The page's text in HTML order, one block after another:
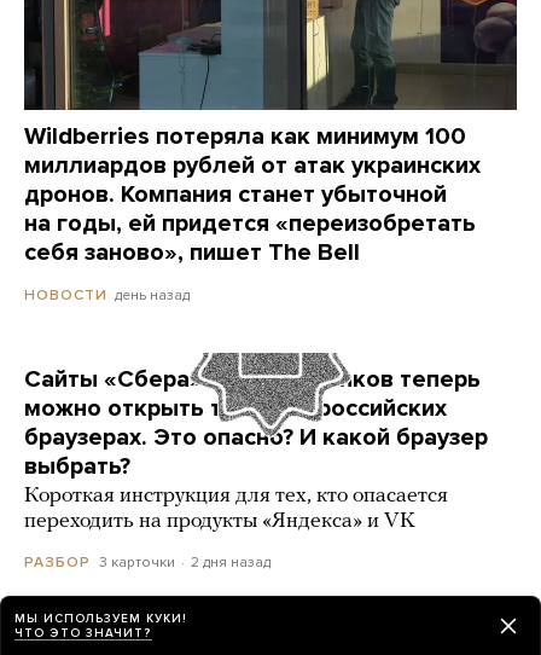
Wildberries потеряла как минимум 100
миллиардов рублей от атак украинских
дронов. Компания станет убыточной
на годы, ей придется «переизобретать
себя заново», пишет The Bell
НОВОСТИ день назад
Сайты «Сбера» и других банков теперь
можно открыть только в российских
браузерах. Это опасно? И какой браузер
выбрать?
Короткая инструкция для тех, кто опасается
переходить на продукты «Яндекса» и VK
РАЗБОР 3 карточки 2 дня назад
МЫ ИСПОЛЬЗУЕМ КУКИ!
ЧТО ЭТО ЗНАЧИТ?